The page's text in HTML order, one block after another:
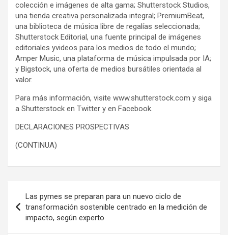
colección e imágenes de alta gama; Shutterstock Studios,
una tienda creativa personalizada integral; PremiumBeat,
una biblioteca de música libre de regalías seleccionada;
Shutterstock Editorial, una fuente principal de imágenes
editoriales yvideos para los medios de todo el mundo;
Amper Music, una plataforma de música impulsada por IA;
y Bigstock, una oferta de medios bursátiles orientada al
valor.
Para más información, visite www.shutterstock.com y siga
a Shutterstock en Twitter y en Facebook.
DECLARACIONES PROSPECTIVAS
(CONTINUA)
navigation
Las pymes se preparan para un nuevo ciclo de
transformación sostenible centrado en la medición de
impacto, según experto